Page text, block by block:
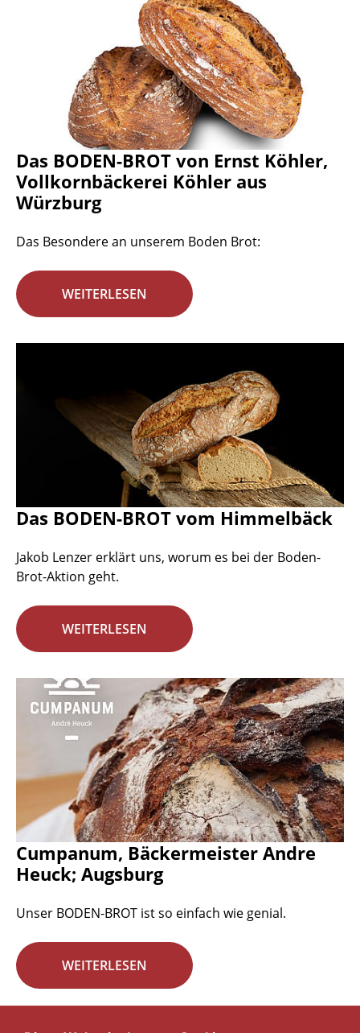
Das BODEN-BROT von Ernst Köhler,
Vollkornbäckerei Köhler aus
Würzburg
Das Besondere an unserem Boden Brot:
WEITERLESEN
Das BODEN-BROT vom Himmelbäck
Jakob Lenzer erklärt uns, worum es bei der Boden-
Brot-Aktion geht.
WEITERLESEN
Cumpanum, Bäckermeister Andre
Heuck; Augsburg
Unser BODEN-BROT ist so einfach wie genial.
WEITERLESEN